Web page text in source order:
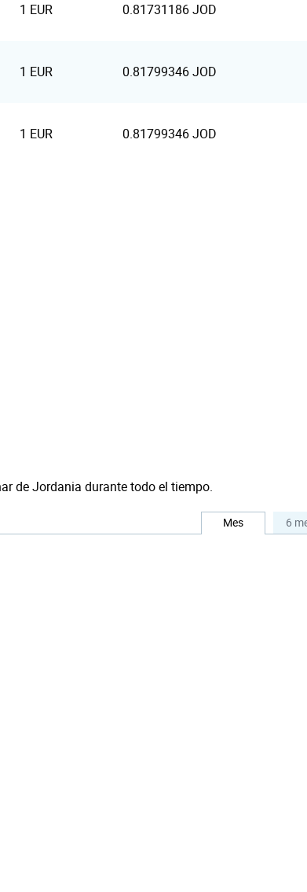
1 EUR 0.81731186 JOD
1 EUR 0.81799346 JOD
1 EUR 0.81799346 JOD
de Jordania durante todo el tiempo.
Mes 6